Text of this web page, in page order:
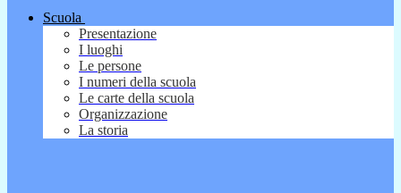
Scuola
Presentazione
I luoghi
Le persone
I numeri della scuola
Le carte della scuola
Organizzazione
La storia